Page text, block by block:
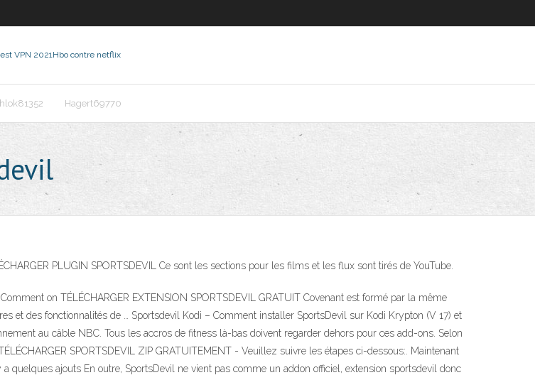
VPN 2021Hbo contre netflix
Hagert69770
PLUGIN SPORTSDEVIL Ce sont les sections pour les films et les flux sont tirés de YouTube.
on TÉLÉCHARGER EXTENSION SPORTSDEVIL GRATUIT Covenant est formé par la même
et des fonctionnalités de … Sportsdevil Kodi – Comment installer SportsDevil sur Kodi Krypton (V 17) et
au câble NBC. Tous les accros de fitness là-bas doivent regarder dehors pour ces add-ons. Selon
SPORTSDEVIL ZIP GRATUITEMENT - Veuillez suivre les étapes ci-dessous:. Maintenant
ajouts En outre, SportsDevil ne vient pas comme un addon officiel, extension sportsdevil donc